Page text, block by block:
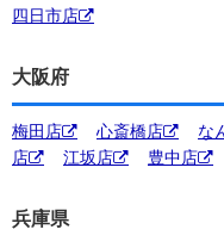
四日市店
大阪府
梅田店 心斎橋店 な
店
江坂店 豊中店
兵庫県